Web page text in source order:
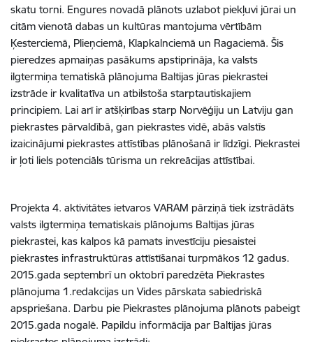
skatu torni. Engures novadā plānots uzlabot piekļuvi jūrai un
citām vienotā dabas un kultūras mantojuma vērtībām
Ķesterciemā, Plieņciemā, Klapkalnciemā un Ragaciemā. Šis
pieredzes apmaiņas pasākums apstiprināja, ka valsts
ilgtermiņa tematiskā plānojuma Baltijas jūras piekrastei
izstrāde ir kvalitatīva un atbilstoša starptautiskajiem
principiem. Lai arī ir atšķirības starp Norvēģiju un Latviju gan
piekrastes pārvaldībā, gan piekrastes vidē, abās valstīs
izaicinājumi piekrastes attīstības plānošanā ir līdzīgi. Piekrastei
ir ļoti liels potenciāls tūrisma un rekreācijas attīstībai.
Projekta 4. aktivitātes ietvaros VARAM pārziņā tiek izstrādāts
valsts ilgtermiņa tematiskais plānojums Baltijas jūras
piekrastei, kas kalpos kā pamats investīciju piesaistei
piekrastes infrastruktūras attīstīšanai turpmākos 12 gadus.
2015.gada septembrī un oktobrī paredzēta Piekrastes
plānojuma 1.redakcijas un Vides pārskata sabiedriskā
apspriešana. Darbu pie Piekrastes plānojuma plānots pabeigt
2015.gada nogalē. Papildu informācija par Baltijas jūras